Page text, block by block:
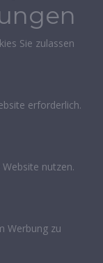
Sie zulassen
erforderlich.
nutzen.
Werbung zu